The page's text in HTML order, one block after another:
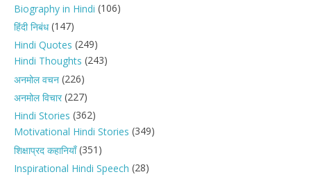
Biography in Hindi (106)
हिंदी निबंध(147)
Hindi Quotes (249)
Hindi Thoughts (243)
अनमोल वचन (226)
अनमोल विचार(227)
Hindi Stories (362)
Motivational Hindi Stories (349)
शिक्षाप्रद कहानियाँ(351)
Inspirational Hindi Speech (28)